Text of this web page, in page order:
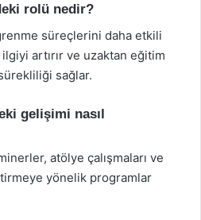
rolü nedir?
süreçlerini daha etkili
artırır ve uzaktan eğitim
sağlar.
gelişimi nasıl
atölye çalışmaları ve
yönelik programlar